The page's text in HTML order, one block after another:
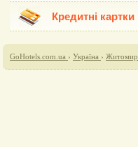
Кредитні картки
GoHotels.com.ua › Україна › Житомир